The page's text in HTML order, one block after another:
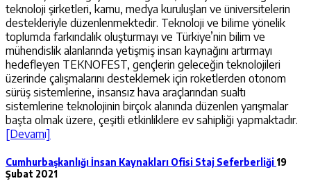
teknoloji şirketleri, kamu, medya kuruluşları ve üniversitelerin
destekleriyle düzenlenmektedir. Teknoloji ve bilime yönelik
toplumda farkındalık oluşturmayı ve Türkiye’nin bilim ve
mühendislik alanlarında yetişmiş insan kaynağını artırmayı
hedefleyen TEKNOFEST, gençlerin geleceğin teknolojileri
üzerinde çalışmalarını desteklemek için roketlerden otonom
sürüş sistemlerine, insansız hava araçlarından sualtı
sistemlerine teknolojinin birçok alanında düzenlen yarışmalar
başta olmak üzere, çeşitli etkinliklere ev sahipliği yapmaktadır.
[Devamı]
Cumhurbaşkanlığı İnsan Kaynakları Ofisi Staj Seferberliği 19
Şubat 2021